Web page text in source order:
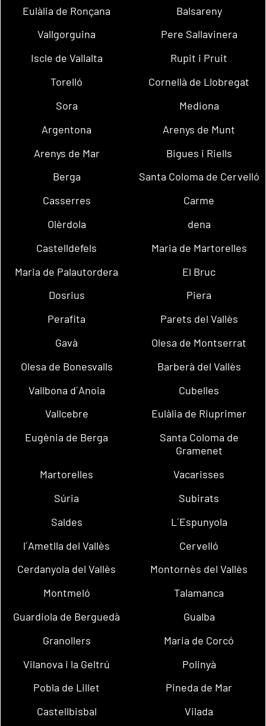
Eulàlia de Ronçana
Balsareny
Vallgorguina
Pere Sallavinera
Iscle de Vallalta
Rupit i Pruit
Torelló
Cornellà de Llobregat
Sora
Mediona
Argentona
Arenys de Munt
Arenys de Mar
Bigues i Riells
Berga
Santa Coloma de Cervelló
Casserres
Carme
Olèrdola
dena
Castelldefels
Maria de Martorelles
Maria de Palautordera
El Bruc
Dosrius
Piera
Perafita
Parets del Vallès
Gavà
Olesa de Montserrat
Olesa de Bonesvalls
Barberà del Vallès
Vallbona d´Anoia
Cubelles
Vallcebre
Eulàlia de Riuprimer
Eugènia de Berga
Santa Coloma de
Gramenet
Martorelles
Vacarisses
Súria
Subirats
Saldes
L´Espunyola
l´Ametlla del Vallès
Cervelló
Cerdanyola del Vallès
Montornès del Vallès
Montmeló
Talamanca
Guardiola de Berguedà
Gualba
Granollers
Maria de Corcó
Vilanova i la Geltrú
Polinyà
Pobla de Lillet
Pineda de Mar
Castellbisbal
Vilada